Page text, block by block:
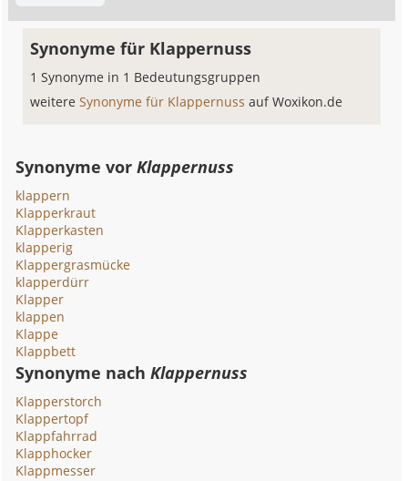
Synonyme für Klappernuss
1 Synonyme in 1 Bedeutungsgruppen
weitereSynonyme für Klappernussauf Woxikon.de
Synonyme vorKlappernuss
klappern
Klapperkraut
Klapperkasten
klapperig
Klappergrasmücke
klapperdürr
Klapper
klappen
Klappe
Klappbett
Synonyme nachKlappernuss
Klapperstorch
Klappertopf
Klappfahrrad
Klapphocker
Klappmesser